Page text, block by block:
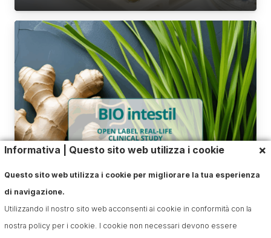
Studio Real-Life: Efficacia di
BIOintestil® nella Gestione dell’IBS
Informativa | Questo sito web utilizza i cookie ×
Questo sito web utilizza i cookie per migliorare la tua esperienza
di navigazione.
Utilizzando il nostro sito web acconsenti ai cookie in conformità con la
nostra policy per i cookie. I cookie non necessari devono essere